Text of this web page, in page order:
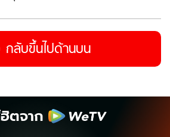
กลับขึ้นไปด้านบน
ตจาก